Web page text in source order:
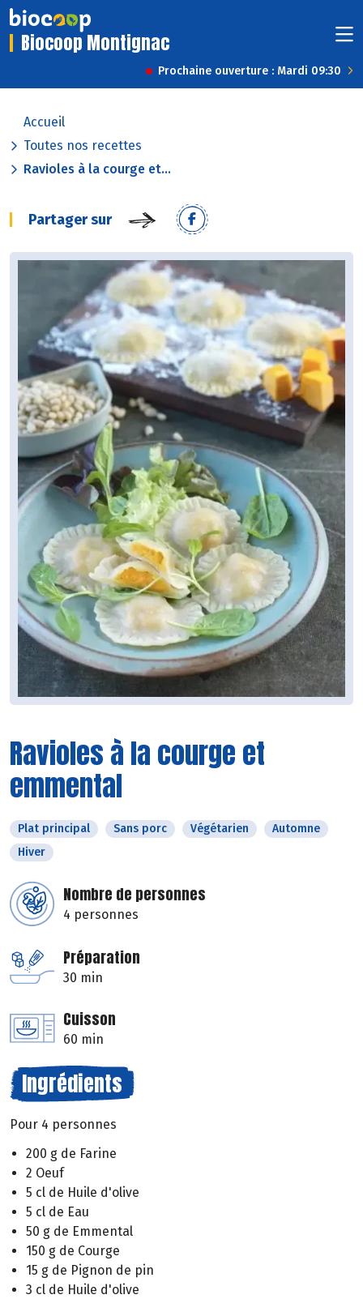
Biocoop Montignac
Prochaine ouverture : Mardi 09:30
Accueil
Toutes nos recettes
Ravioles à la courge et...
Partager sur
Ravioles à la courge et
emmental
Plat principal Sans porc Végétarien
Automne
Hiver
Nombre de personnes
4 personnes
Préparation
30 min
Cuisson
60 min
Ingrédients
Pour 4 personnes
200 g de Farine
2 Oeuf
5 cl de Huile d'olive
5 cl de Eau
50 g de Emmental
150 g de Courge
15 g de Pignon de pin
3 cl de Huile d'olive